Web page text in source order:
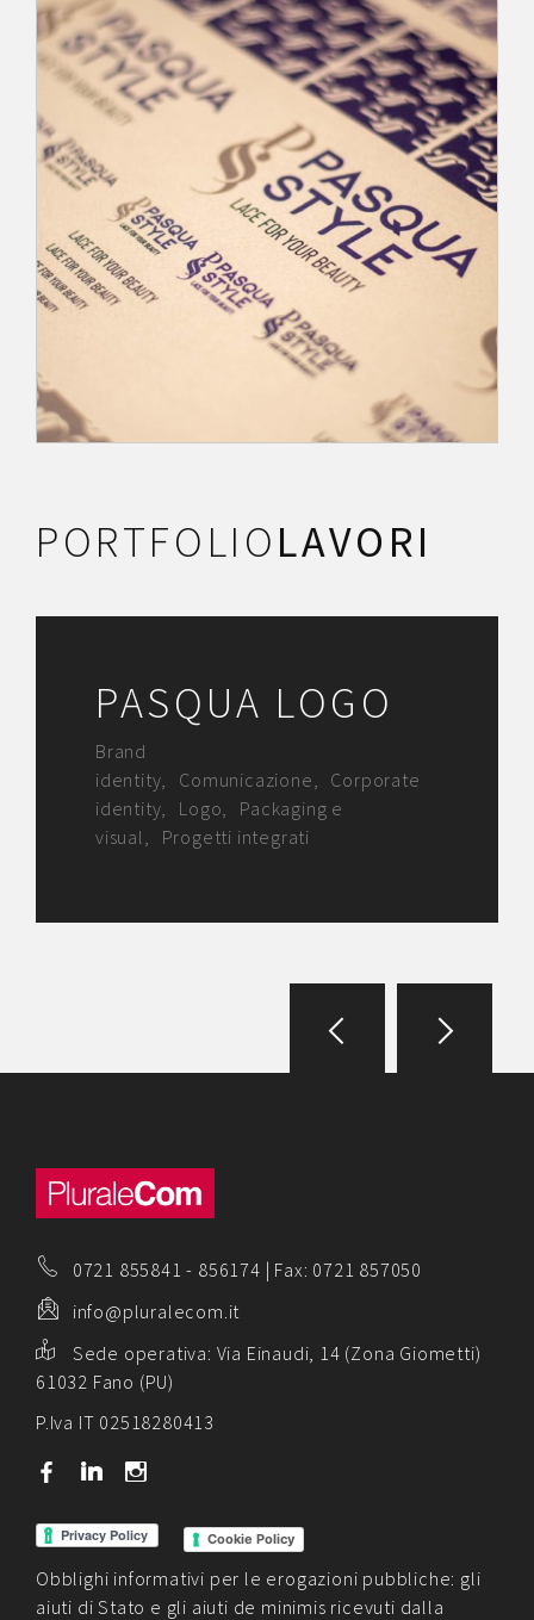
PORTFOLIOLAVORI
PASQUA LOGO
Brand
identity
Comunicazione
Corporate
identity
Logo
Packaging e
visual
Progetti integrati
0721 855841 - 856174 | Fax: 0721 857050
info@pluralecom.it
Sede operativa: Via Einaudi, 14 (Zona Giometti)
61032 Fano (PU)
P.Iva IT 02518280413
b j x
Cookie Policy
Obblighi informativi per le erogazioni pubbliche: gli
aiuti di Stato e gli aiuti de minimis ricevuti dalla